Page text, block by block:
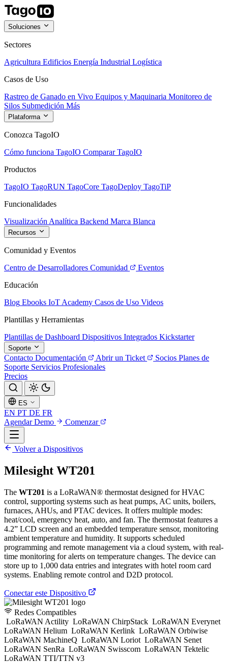
Soluciones
Sectores
Agricultura Edificios Energía Industrial Logística
Casos de Uso
Rastreo de Ganado en Vivo Equipos y Maquinaria Monitoreo de
Silos Submedición Más
Plataforma
Conozca TagoIO
Cómo funciona TagoIO Comparar TagoIO
Productos
TagoIO TagoRUN TagoCore TagoDeploy TagoTiP
Funcionalidades
Visualización Analítica Backend Marca Blanca
Recursos
Comunidad y Eventos
Centro de Desarrolladores Comunidad
Eventos
Educación
Blog Ebooks IoT Academy Casos de Uso Videos
Plantillas y Herramientas
Plantillas de Dashboard Dispositivos Integrados Kickstarter
Soporte
Contacto Documentación Abrir un Ticket Socios Planes de
Soporte Servicios Profesionales
Precios
ES
EN PT DE FR
Agendar Demo
Comenzar
Volver a Dispositivos
Milesight WT201
The WT201 is a LoRaWAN® thermostat designed for HVAC
control, supporting systems such as heat pumps, AC units, boilers,
furnaces, AHUs, and PTAC devices. It offers multiple modes:
heat/cool, emergency heat, auto, and fan. The thermostat features a
4.2” LCD screen and an embedded temperature sensor, monitoring
ambient temperature and humidity. It supports scheduled
programming and remote management via a cloud system, with real-
time monitoring for alerts on temperature changes. The device can
store up to 1,000 data entries and integrates with hotel room card
systems. Enabling remote control and D2D protocol.
Conectar este Dispositivo
Redes Compatibles
LoRaWAN Actility LoRaWAN ChirpStack LoRaWAN Everynet
LoRaWAN Helium LoRaWAN Kerlink LoRaWAN Orbiwise
LoRaWAN MachineQ LoRaWAN Loriot LoRaWAN Senet
LoRaWAN SenRa LoRaWAN Swisscom LoRaWAN Tektelic
LoRaWAN TTI/TTN v3